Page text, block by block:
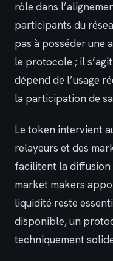
rôle dans
participants du
pas à posséder une
le protocole ; il
dépend de l’usage
la participation de
Le token intervient
relayeurs et des
facilitent la diffusion
market makers
liquidité reste
disponible, un
techniquement